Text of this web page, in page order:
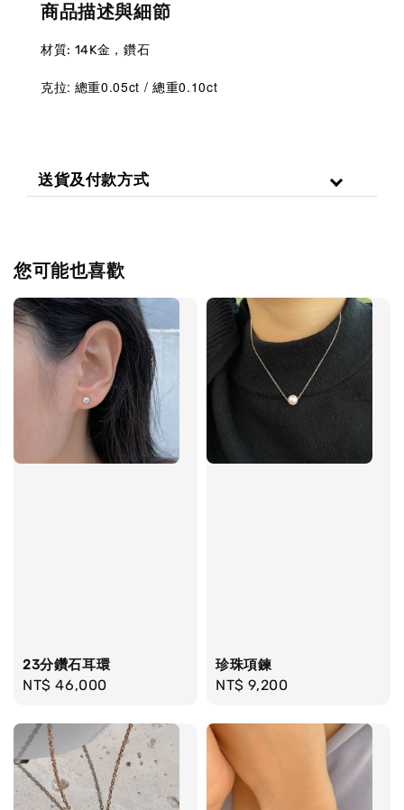
商品描述與細節
材質: 14K金，鑽石
克拉: 總重0.05ct / 總重0.10ct
送貨及付款方式
您可能也喜歡
23分鑽石耳環
Regular
NT$ 46,000
珍珠項鍊
Regular
NT$ 9,200